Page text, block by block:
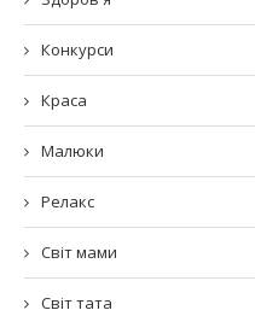
Конкурси
Краса
Малюки
Релакс
Світ мами
Світ тата